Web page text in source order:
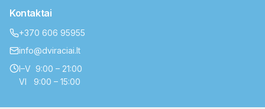
Kontaktai
+370 606 95955
info@dviraciai.lt
I–V 9:00 – 21:00
VI 9:00 – 15:00